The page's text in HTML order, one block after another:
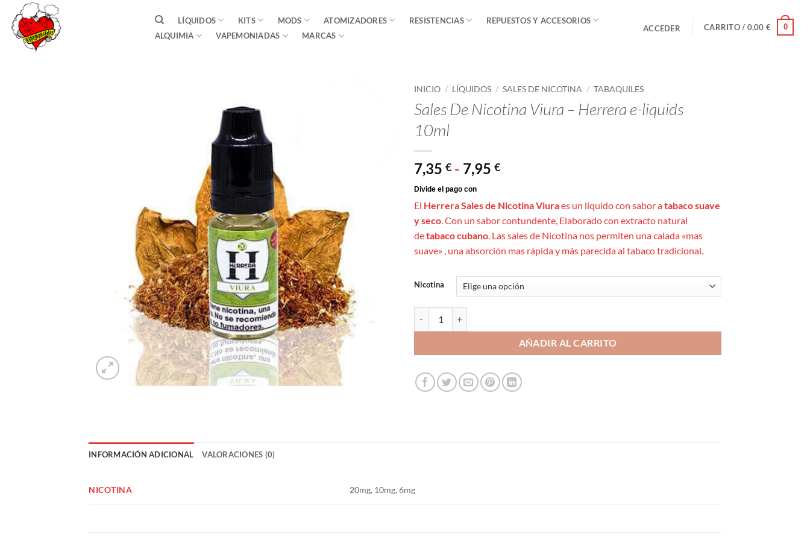
Saltar
contenido
LÍQUIDOS KITS MODS ATOMIZADORES RESISTENCIAS
REPUESTOS Y ACCESORIOS
ALQUIMIA
VAPEMONIADAS MARCAS
ACCEDER CARRITO / 0,00 € 0
INICIO / LÍQUIDOS / SALES DE NICOTINA / TABAQUILES
Sales De Nicotina Viura – Herrera e-liquids
10ml
7,35 € - 7,95 €Rango
desde
7,35 €
hasta
7,95 €
El Herrera Sales de Nicotina Viuraes un líquido con sabor atabaco suave
y seco . Con un sabor contundente, Elaborado con extracto natural
detabaco cubano . Las sales de Nicotina nos permiten una calada «mas
suave» , una absorción mas rápida y más parecida al tabaco tradicional.
Nicotina
AÑADIR AL CARRITO
INFORMACIÓN ADICIONAL VALORACIONES (0)
NICOTINA 20mg, 10mg, 6mg